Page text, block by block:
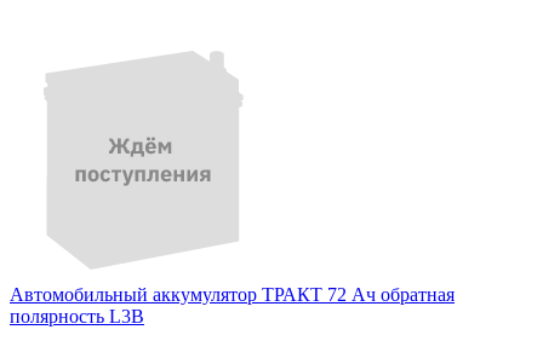
Автомобильный аккумулятор ТРАКТ 72 Ач обратная
полярность L3B